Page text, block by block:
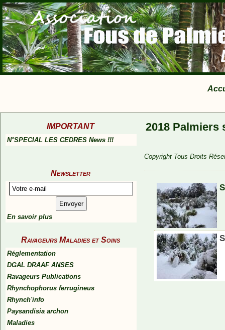
IMPORTANT
N°SPECIAL LES CEDRES News !!!
Newsletter
En savoir plus
Ravageurs Maladies et Soins
Réglementation
DGAL DRAAF ANSES
Ravageurs Publications
Rhynchophorus ferrugineus
Rhynch'info
Paysandisia archon
Maladies
2018 Palmiers
Copyright Tous Droits